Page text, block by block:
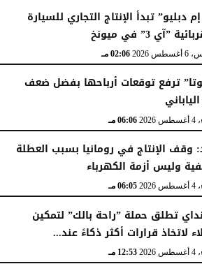
دبليو” تبدأ الإنتاج التجاري للسيارة
”آي 3” في ميونخ
2026 02:06 مـ
ترفع توقعات أرباحها بفضل ضعف
06:06 مـ
وقف الإنتاج في رومانيا بسبب العطلة
وليس أزمة الكهرباء
06:05 مـ
تطلق حملة ”راحة بالك” لتمكين
لاتخاذ قرارات أكثر ذكاءً عند...
12:53 مـ